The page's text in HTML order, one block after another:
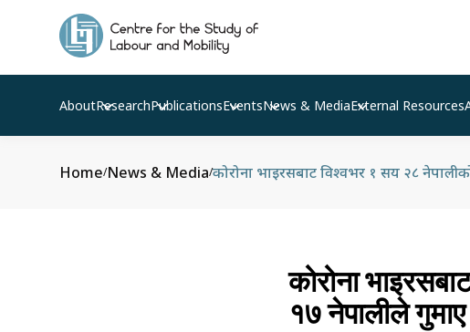
AboutResearchPublicationsEventsNews & MediaExternal Resources
Home/News & Media/कोरोना भाइरसबाट विश्वभर १ सय २८
कोरोना
१७ नेपालीले